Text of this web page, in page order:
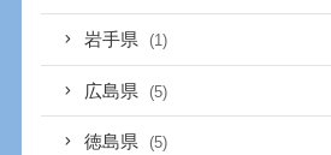
岩手県 (1)
広島県 (5)
徳島県 (5)